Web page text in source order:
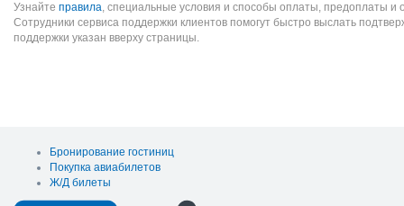
Узнайте правила, специальные условия и способы оплаты, предоплаты и
Сотрудники сервиса поддержки клиентов помогут быстро выслать
поддержки указан вверху страницы.
Бронирование гостиниц
Покупка авиабилетов
Ж/Д билеты